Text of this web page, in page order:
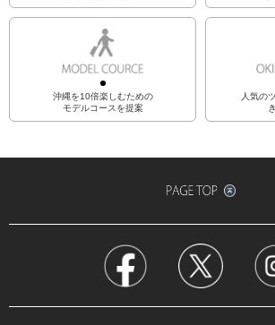
沖縄を10倍楽しむための
モデルコースを提案
人気の